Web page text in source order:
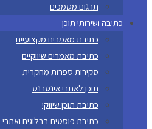
תרגום מסמכים
כתיבה ושירותי תוכן
כתיבת מאמרים מקצועיים
כתיבת מאמרים שיווקיים
סקירות ספרות מחקרית
תוכן לאתרי אינטרנט
כתיבת תוכן שיווקי
כתיבת פוסטים בבלוגים